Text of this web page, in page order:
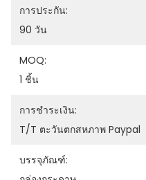
การประกัน:
90 วัน
MOQ:
1 ชิ้น
การชำระเงิน:
T/T ตะวันตกสหภาพ Paypal
บรรจุภัณฑ์: